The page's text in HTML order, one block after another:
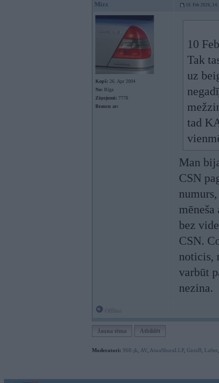
Mizx 10. Feb 2026,
Kopš: 26. Apr 2004
No: Rīga
Ziņojumi: 7778
Braucu ar:
10
Tak
uz
tad
Man
CSN
bez
CSN.
noticis,
varbūt
nezina.
Jauna tēma Atbildēt
Moderatori: 968-jk AV AiwaShuraLLP, GirtzB Lafter